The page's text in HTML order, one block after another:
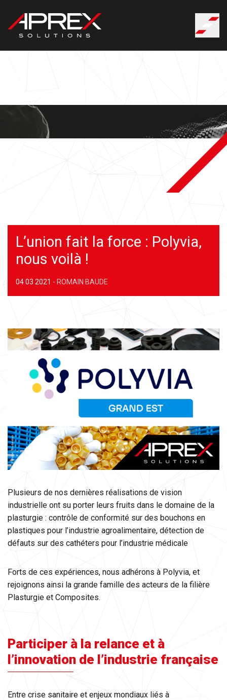
L’union fait la force : Polyvia,
nous voilà !
04 03 2021 - ROMAIN BAUDE
Plusieurs de nos dernières réalisations de vision
industrielle ont su porter leurs fruits dans le domaine de la
plasturgie : contrôle de conformité sur des bouchons en
plastiques pour l’industrie agroalimentaire, détection de
défauts sur des cathéters pour l’industrie médicale
Forts de ces expériences, nous adhérons à Polyvia, et
rejoignons ainsi la grande famille des acteurs de la filière
Plasturgie et Composites.
Participer à la relance et à
l’innovation de l’industrie française
Entre crise sanitaire et enjeux mondiaux liés à